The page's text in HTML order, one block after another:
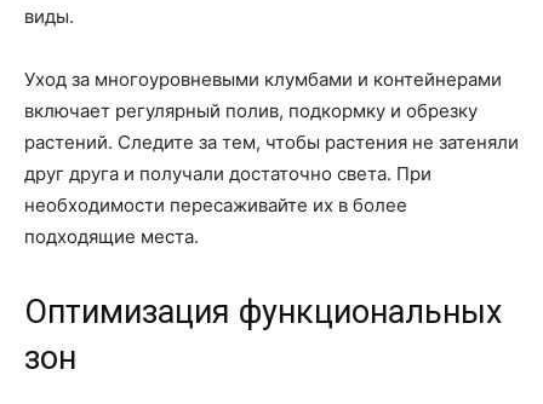
виды.
Уход за многоуровневыми клумбами и контейнерами
включает регулярный полив, подкормку и обрезку
растений. Следите за тем, чтобы растения не затеняли
друг друга и получали достаточно света. При
необходимости пересаживайте их в более
подходящие места.
Оптимизация функциональных
зон